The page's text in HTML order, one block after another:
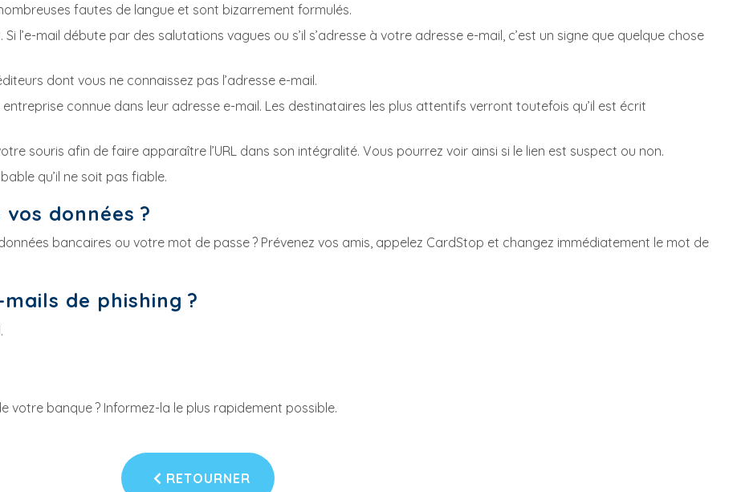
fautes de langue et sont bizarrement formulés.
l’e-mail débute par des salutations vagues ou s’il s’adresse à votre adresse e-mail, c’est un signe que quelque chose
dont vous ne connaissez pas l’adresse e-mail.
connue dans leur adresse e-mail. Les destinataires les plus attentifs verront toutefois qu’il est écrit
souris afin de faire apparaître l’URL dans son intégralité. Vous pourrez voir ainsi si le lien est suspect ou non.
qu’il ne soit pas fiable.
données ?
bancaires ou votre mot de passe ? Prévenez vos amis, appelez CardStop et changez immédiatement le mot de
de phishing ?
votre banque ? Informez-la le plus rapidement possible.
RETOURNER